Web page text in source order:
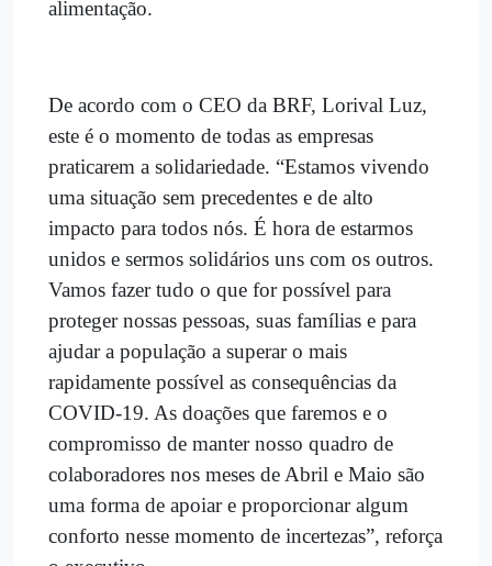
alimentação.
De acordo com o CEO da BRF, Lorival Luz,
este é o momento de todas as empresas
praticarem a solidariedade. “Estamos vivendo
uma situação sem precedentes e de alto
impacto para todos nós. É hora de estarmos
unidos e sermos solidários uns com os outros.
Vamos fazer tudo o que for possível para
proteger nossas pessoas, suas famílias e para
ajudar a população a superar o mais
rapidamente possível as consequências da
COVID-19. As doações que faremos e o
compromisso de manter nosso quadro de
colaboradores nos meses de Abril e Maio são
uma forma de apoiar e proporcionar algum
conforto nesse momento de incertezas”, reforça